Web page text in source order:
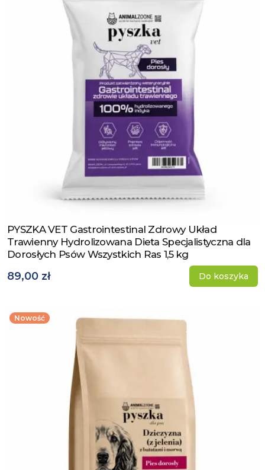
Zobacz produkt
PYSZKA VET Gastrointestinal Zdrowy Układ
Trawienny Hydrolizowana Dieta Specjalistyczna dla
Dorosłych Psów Wszystkich Ras 1,5 kg
89,00 zł Do koszyka
Nowość